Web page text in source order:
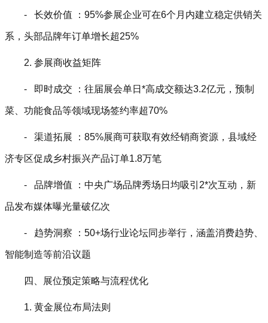
- 长效价值 ：95%参展企业可在6个月内建立稳定供销关
系，头部品牌年订单增长超25%
2. 参展商收益矩阵
- 即时成交 ：往届展会单日*高成交额达3.2亿元，预制
菜、功能食品等领域现场签约率超70%
- 渠道拓展 ：85%展商可获取有效经销商资源，县域经
济专区促成乡村振兴产品订单1.8万笔
- 品牌增值 ：中央广场品牌秀场日均吸引2*次互动，新
品发布媒体曝光量破亿次
- 趋势洞察 ：50+场行业论坛同步举行，涵盖消费趋势、
智能制造等前沿议题
四、展位预定策略与流程优化
1. 黄金展位布局法则